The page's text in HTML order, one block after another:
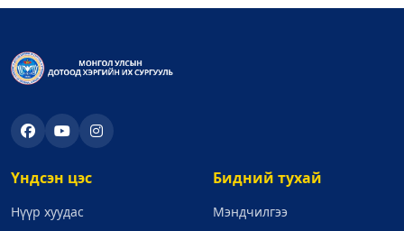
Үндсэн цэс
Нүүр хуудас
Бидний тухай
Мэндчилгээ